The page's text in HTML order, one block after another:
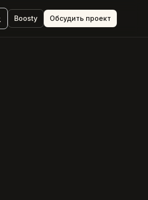
Boosty Обсудить проект